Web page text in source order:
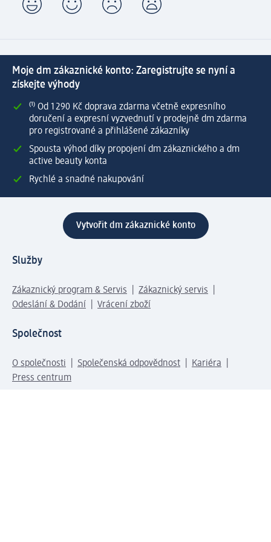
Moje dm zákaznické konto: Zaregistrujte se nyní a
získejte výhody
⁽¹⁾ Od 1 290 Kč doprava zdarma včetně expresního
doručení a expresní vyzvednutí v prodejně dm zdarma
pro registrované a přihlášené zákazníky
Spousta výhod díky propojení dm zákaznického a dm
active beauty konta
Rychlé a snadné nakupování
Vytvořit dm zákaznické konto
Služby
Zákaznický program & Servis
Zákaznický servis
Odeslání & Dodání
Vrácení zboží
Společnost
O společnosti Společenská odpovědnost
Kariéra
Press centrum